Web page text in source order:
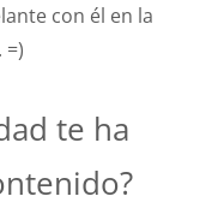
con él en la
=)
te ha